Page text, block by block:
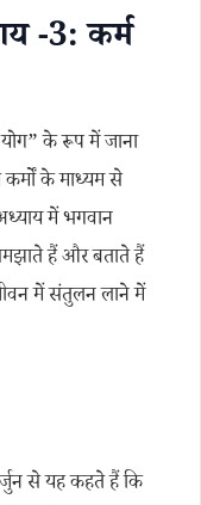
-3: कर्म
के रूप में जाना
कर्मों के माध्यम से
में भगवान
हैं और बताते हैं
में संतुलन लाने में
से यह कहते हैं कि